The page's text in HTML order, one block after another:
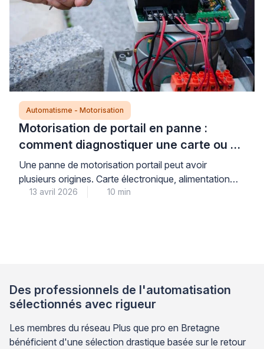
Automatisme - Motorisation
Motorisation de portail en panne :
comment diagnostiquer une carte ou un
moteur défectueux ?
Une panne de motorisation portail peut avoir
plusieurs origines. Carte électronique, alimentation
électrique, accessoires de sécurité ou moteur :
13 avril 2026 10 min
Des professionnels de l'automatisation
sélectionnés avec rigueur
Les membres du réseau Plus que pro en Bretagne
bénéficient d'une sélection drastique basée sur le retour